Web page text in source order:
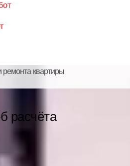
ремонта квартиры
расчёта